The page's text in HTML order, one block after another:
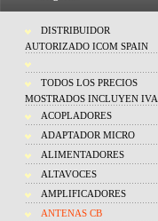
DISTRIBUIDOR
AUTORIZADO ICOM SPAIN
TODOS LOS PRECIOS
MOSTRADOS INCLUYEN IVA
ACOPLADORES
ADAPTADOR MICRO
ALIMENTADORES
ALTAVOCES
AMPLIFICADORES
ANTENAS CB